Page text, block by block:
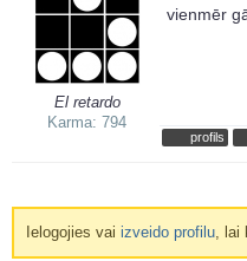
El retardo
Karma: 794
vienmēr
profils
Ielogojies vaiizveido profilu, lai